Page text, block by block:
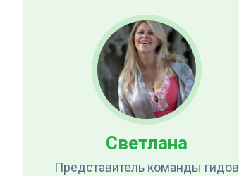
Светлана
Представитель команды гидов